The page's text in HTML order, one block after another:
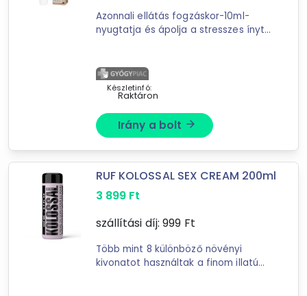
Szűrés
Mást is keresel? Válogass a Depo teljes
kínálatából!
tovább válogatok »
Azonnali ellátás fogzáskor-10ml-
nyugtatja és ápolja a stresszes ínyt-
könnyű alkalmazás a gél ...
Készletinfó:
Raktáron
Irány a bolt arrow_forward
RUF KOLOSSAL SEX CREAM 200ml
3 899 Ft
szállítási díj: 999 Ft
Több mint 8 különböző növényi
kivonatot használtak a finom illatú